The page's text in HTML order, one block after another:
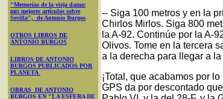
"Memorias de la vieja dama:
mis mejores artículos sobre
Sevilla", de Antonio Burgos
OTROS LIBROS DE
ANTONIO BURGOS
LIBROS DE ANTONIO
BURGOS PUBLICADOS POR
PLANETA
OBRAS DE ANTONIO
BURGOS EN "LA ESFERA DE
-- Siga 100 metros y en la
Chirlos Mirlos. Siga 800
la A-92. Continúe por la A-
Olivos. Tome en la tercera
a la derecha para llegar a
¡Total, que acabamos por
GPS da por descontado